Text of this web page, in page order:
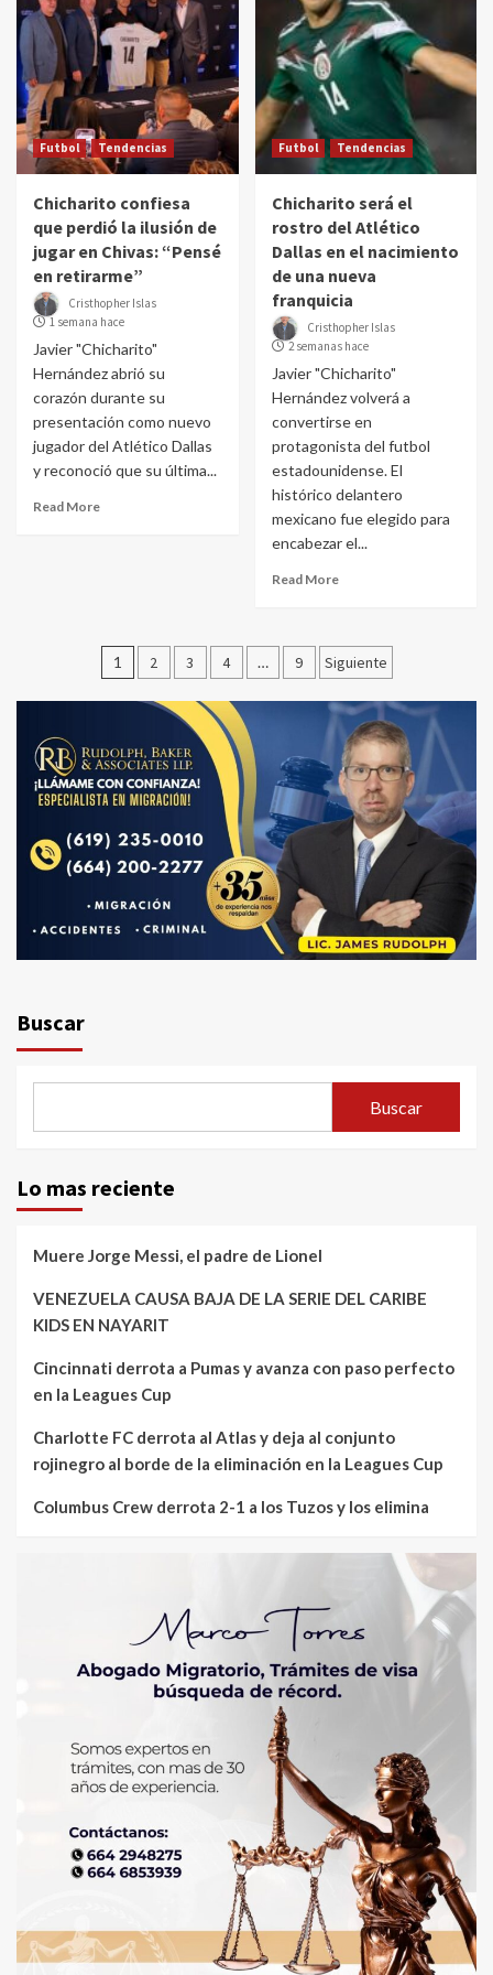
Futbol Tendencias
Chicharito confiesa
que perdió la ilusión de
jugar en Chivas: “Pensé
en retirarme”
Cristhopher Islas
1 semana hace
Javier "Chicharito"
Hernández abrió su
corazón durante su
presentación como nuevo
jugador del Atlético Dallas
y reconoció que su última...
Read More
Futbol Tendencias
Chicharito será el
rostro del Atlético
Dallas en el nacimiento
de una nueva
franquicia
Cristhopher Islas
2 semanas hace
Javier "Chicharito"
Hernández volverá a
convertirse en
protagonista del futbol
estadounidense. El
histórico delantero
mexicano fue elegido para
encabezar el...
Read More
Paginación
de
entradas
1 2 3 4 … 9 Siguiente
Buscar
Buscar
Lo mas reciente
Muere Jorge Messi, el padre de Lionel
VENEZUELA CAUSA BAJA DE LA SERIE DEL CARIBE
KIDS EN NAYARIT
Cincinnati derrota a Pumas y avanza con paso perfecto
en la Leagues Cup
Charlotte FC derrota al Atlas y deja al conjunto
rojinegro al borde de la eliminación en la Leagues Cup
Columbus Crew derrota 2-1 a los Tuzos y los elimina